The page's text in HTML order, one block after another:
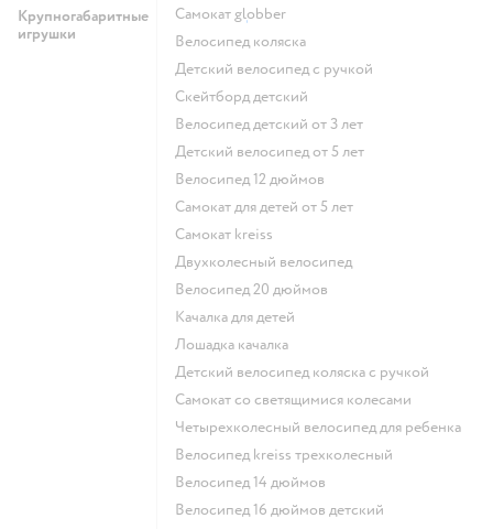
Крупногабаритные
игрушки
Самокат globber
Велосипед коляска
Детский велосипед с ручкой
Скейтборд детский
Велосипед детский от 3 лет
Детский велосипед от 5 лет
Велосипед 12 дюймов
Самокат для детей от 5 лет
Самокат kreiss
Двухколесный велосипед
Велосипед 20 дюймов
Качалка для детей
Лошадка качалка
Детский велосипед коляска с ручкой
Самокат со светящимися колесами
Четырехколесный велосипед для ребенка
Велосипед kreiss трехколесный
Велосипед 14 дюймов
Велосипед 16 дюймов детский